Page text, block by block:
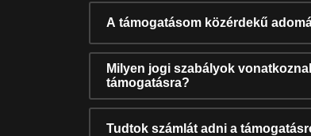
A támogatásom közérdekű
Milyen jogi szabályok
támogatásra?
Tudtok számlát adni a